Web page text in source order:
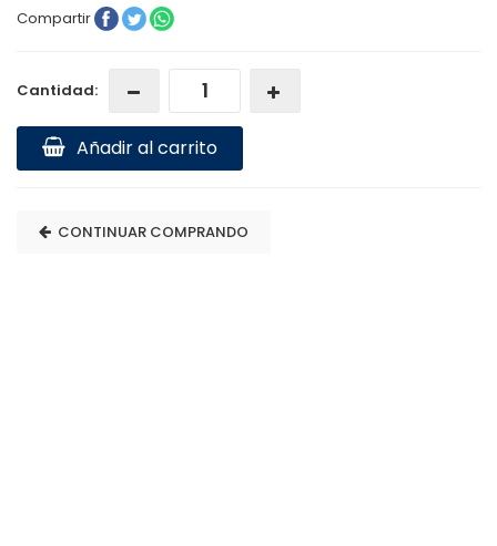
Compartir
Cantidad:
Añadir al carrito
CONTINUAR COMPRANDO